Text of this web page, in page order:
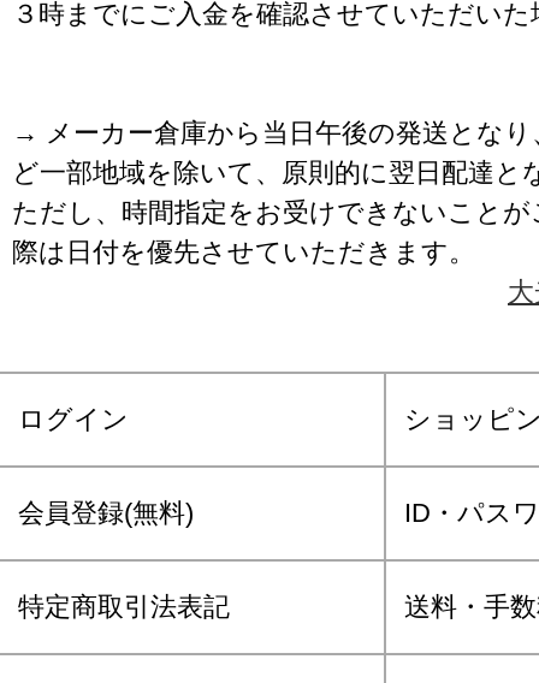
３時までにご入金を確認させていただいた
→ メーカー倉庫から当日午後の発送となり
ど一部地域を除いて、原則的に翌日配達と
ただし、時間指定をお受けできないこと
際は日付を優先させていただきます。
ログイン ショッピ
会員登録(無料) ID・パス
特定商取引法表記 送料・手